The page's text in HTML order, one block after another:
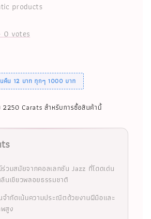
products
0votes
คืน 12 บาท ทุกๆ 1000 บาท
Carats สำหรับการซื้อสินค้านี้
วมสมัยจากคอลเลกชัน Jazz ที่โดดเด่น
นเขียวพลอยธรรมชาติ
ำกัดเน้นความประณีตด้วยงานฝีมือและ
สูง